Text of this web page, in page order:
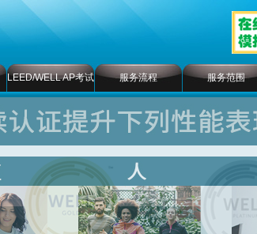
LEED/WELL AP考试 服务流程 服务范围